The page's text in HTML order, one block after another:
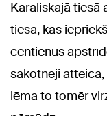
Karaliskajā tiesā
tiesa, kas
centienus
sākotnēji
lēma to tomēr